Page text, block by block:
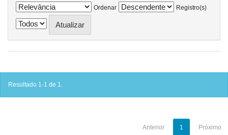
Ordenar
Registro(s)
Resultado 1-1 de 1.
Anterior 1 Próximo